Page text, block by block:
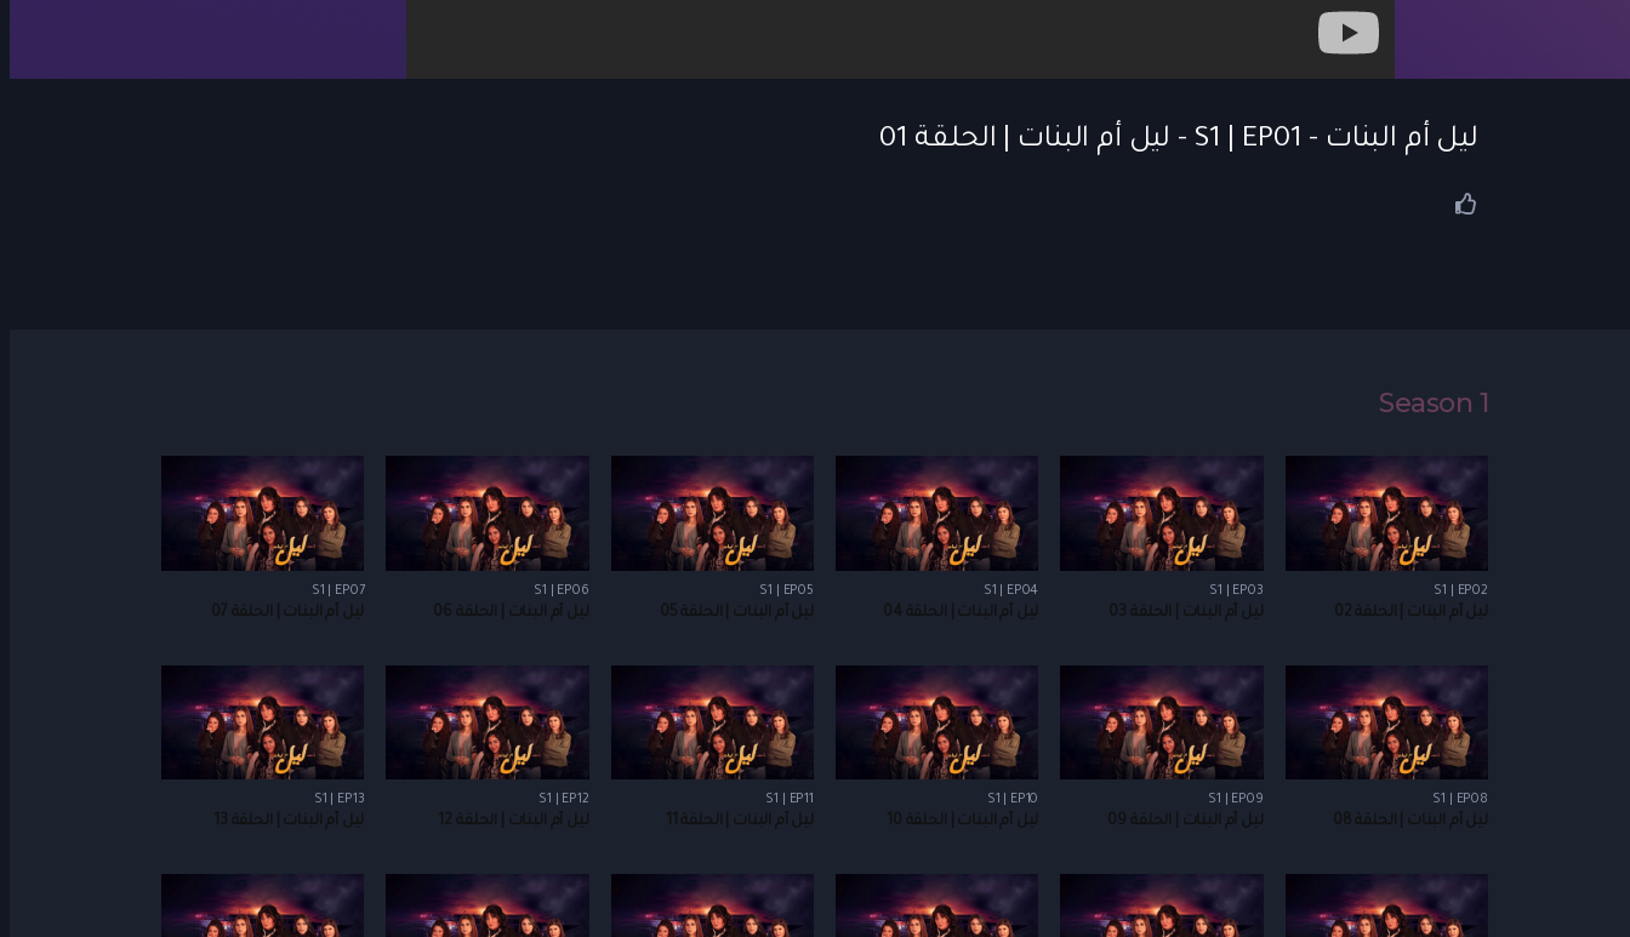
ليل أم البنات - S1 | EP01 - ليل أم البنات | الحلقة 01
Season 1
S1 | EP02
ليل أم البنات | الحلقة 02
S1 | EP03
ليل أم البنات | الحلقة 03
S1 | EP04
ليل أم البنات | الحلقة 04
S1 | EP05
ليل أم البنات | الحلقة 05
S1 | EP06
ليل أم البنات | الحلقة 06
S1 | EP07
ليل أم البنات | الحلقة 07
S1 | EP08
ليل أم البنات | الحلقة 08
S1 | EP09
ليل أم البنات | الحلقة 09
S1 | EP10
ليل أم البنات | الحلقة 10
S1 | EP11
ليل أم البنات | الحلقة 11
S1 | EP12
ليل أم البنات | الحلقة 12
S1 | EP13
ليل أم البنات | الحلقة 13